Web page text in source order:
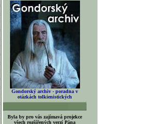
Gondorský archiv - poradna v
otázkách tolkienistických
Byla by pro vás zajímavá projekce
všech rozšířených verzí Pána